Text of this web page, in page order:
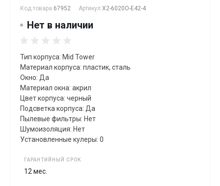
Код товара 67952 Артикул X2-6020O-E42-4
Нет в наличии
Тип корпуса: Mid Tower
Материал корпуса: пластик, сталь
Окно: Да
Материал окна: акрил
Цвет корпуса: черный
Подсветка корпуса: Да
Пылевые фильтры: Нет
Шумоизоляция: Нет
Установленные кулеры: 0
ГАРАНТИЙНЫЙ СРОК
12 мес.